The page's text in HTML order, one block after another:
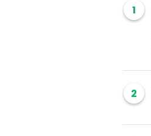
1
2